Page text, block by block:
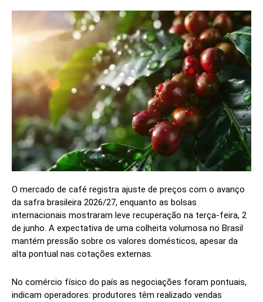
O mercado de café registra ajuste de preços com o avanço
da safra brasileira 2026/27, enquanto as bolsas
internacionais mostraram leve recuperação na terça-feira, 2
de junho. A expectativa de uma colheita volumosa no Brasil
mantém pressão sobre os valores domésticos, apesar da
alta pontual nas cotações externas.
No comércio físico do país as negociações foram pontuais,
indicam operadores: produtores têm realizado vendas